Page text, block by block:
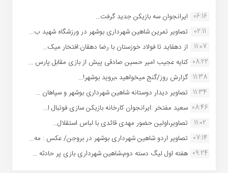
06:16 ایرانجوان سه بازیکن جدید گرفت...
02:11
تصاویر تمرین شاهین شهردارى بوشهر در ورزشگاه شهید ب...
11:07
از دهقاید تا فولاد خوزستان با رضا دهقان:افتخار میک...
08:22 کنایه عجیب امیر حسین صادقی پیش از بازی مقابل پارس ...
11:38 گزارش روز/گنج میخواهید ،بروید بوشهر!...
11:34 تصاویر دیدار دوستانه شاهین شهردارى بوشهر و سپاهان ...
08:46 سعید مفتخر :ایرانجوان کارخانه بازیکن سازی فوتبال ا...
11:02
تصاویر،اولین حضور مهدی قائدی با لباس استقلال...
07:14 تصاویر اردو شاهین شهرداری بوشهر در بروجن/ عکس : مه...
09:24 هفته اول لیگ دسته دوم،شاهین شهرداری بازی پر حادثه ...